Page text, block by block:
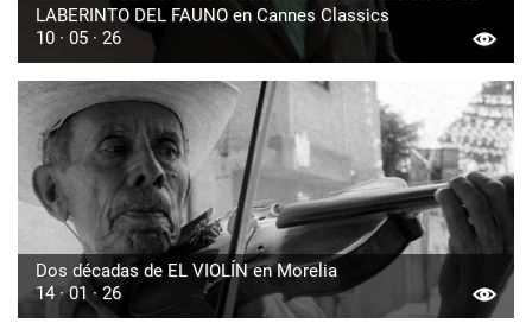
LABERINTO DEL FAUNO en Cannes Classics
10 · 05 · 26
Dos décadas de EL VIOLÍN en Morelia
14 · 01 · 26